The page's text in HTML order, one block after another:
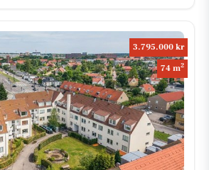
3.795.000 kr
74 m2